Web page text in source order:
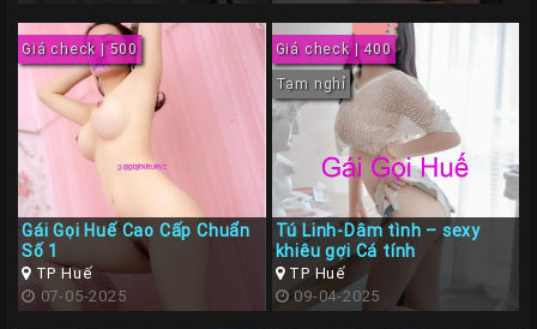
Rẽ
Gái
Sinh
Viên
Huế
Gái
Gọi
Huế
Giá check | 500
Gái Gọi Huế Cao Cấp Chuẩn
Số 1
TP Huế
07-05-2025
Giá check | 400
Tạm nghỉ
Tú Linh-Dâm tình – sexy
khiêu gợi Cá tính
TP Huế
09-04-2025